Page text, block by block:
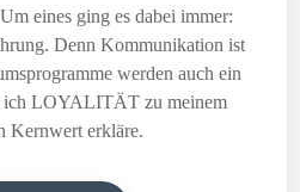
eines ging es dabei immer:
Denn Kommunikation ist
werden auch ein
ich LOYALITÄT zu meinem
Kernwert erkläre.